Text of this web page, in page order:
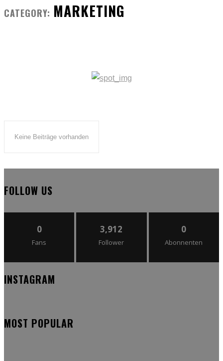
CATEGORY: MARKETING
Keine Beiträge vorhanden
FOLLOW US
0
Fans
3,912
Follower
0
Abonnenten
INSTAGRAM
MOST POPULAR